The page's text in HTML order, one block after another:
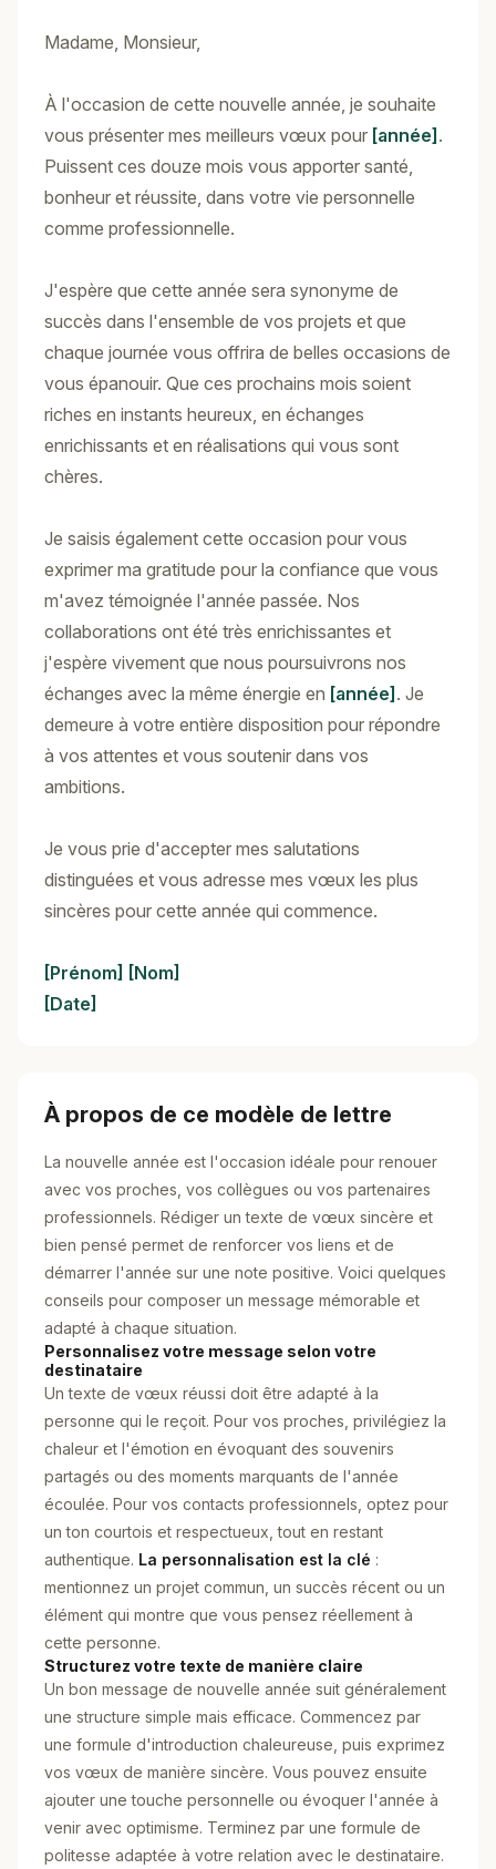
Madame, Monsieur,
À l'occasion de cette nouvelle année, je souhaite
vous présenter mes meilleurs vœux pour [année] .
Puissent ces douze mois vous apporter santé,
bonheur et réussite, dans votre vie personnelle
comme professionnelle.
J'espère que cette année sera synonyme de
succès dans l'ensemble de vos projets et que
chaque journée vous offrira de belles occasions de
vous épanouir. Que ces prochains mois soient
riches en instants heureux, en échanges
enrichissants et en réalisations qui vous sont
chères.
Je saisis également cette occasion pour vous
exprimer ma gratitude pour la confiance que vous
m'avez témoignée l'année passée. Nos
collaborations ont été très enrichissantes et
j'espère vivement que nous poursuivrons nos
échanges avec la même énergie en [année] . Je
demeure à votre entière disposition pour répondre
à vos attentes et vous soutenir dans vos
ambitions.
Je vous prie d'accepter mes salutations
distinguées et vous adresse mes vœux les plus
sincères pour cette année qui commence.
[Prénom] [Nom]
[Date]
À propos de ce modèle de lettre
La nouvelle année est l'occasion idéale pour renouer
avec vos proches, vos collègues ou vos partenaires
professionnels. Rédiger un texte de vœux sincère et
bien pensé permet de renforcer vos liens et de
démarrer l'année sur une note positive. Voici quelques
conseils pour composer un message mémorable et
adapté à chaque situation.
Personnalisez votre message selon votre
destinataire
Un texte de vœux réussi doit être adapté à la
personne qui le reçoit. Pour vos proches, privilégiez la
chaleur et l'émotion en évoquant des souvenirs
partagés ou des moments marquants de l'année
écoulée. Pour vos contacts professionnels, optez pour
un ton courtois et respectueux, tout en restant
authentique. La personnalisation est la clé :
mentionnez un projet commun, un succès récent ou un
élément qui montre que vous pensez réellement à
cette personne.
Structurez votre texte de manière claire
Un bon message de nouvelle année suit généralement
une structure simple mais efficace. Commencez par
une formule d'introduction chaleureuse, puis exprimez
vos vœux de manière sincère. Vous pouvez ensuite
ajouter une touche personnelle ou évoquer l'année à
venir avec optimisme. Terminez par une formule de
politesse adaptée à votre relation avec le destinataire.